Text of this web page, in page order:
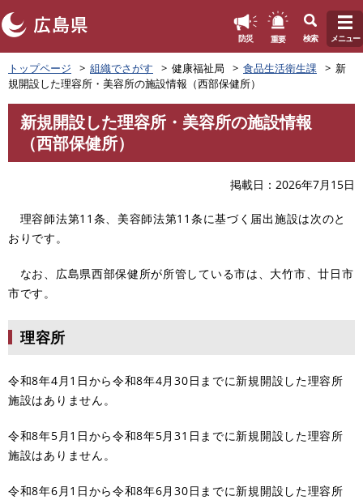
ペ
ー
ジ
の
で
防災 重要 検索 メニュー
トップページ 組織でさがす 健康福祉局 食品生活衛生課
新
規開設した理容所・美容所の施設情報（西部保健所）
新規開設した理容所・美容所の施設情報
（西部保健所）
掲載日 2026年7月15日
理容師法第11条、美容師法第11条に基づく届出施設は次のと
おりです。
なお、広島県西部保健所が所管している市は、大竹市、廿日市
市です。
理容所
令和8年4月1日から令和8年4月30日までに新規開設した理容所
施設はありません。
令和8年5月1日から令和8年5月31日までに新規開設した理容所
施設はありません。
令和8年6月1日から令和8年6月30日までに新規開設した理容所